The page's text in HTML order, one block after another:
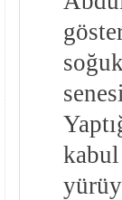
kabul